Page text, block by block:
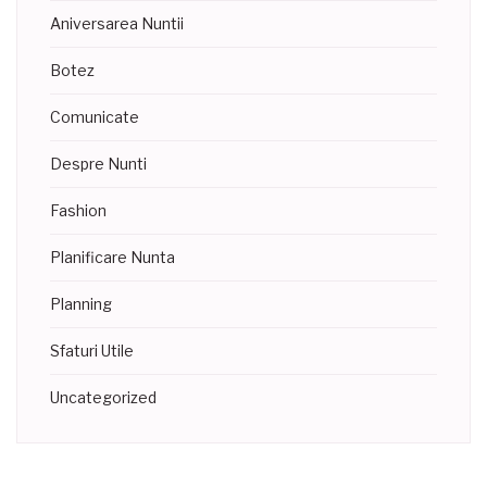
Aniversarea Nuntii
Botez
Comunicate
Despre Nunti
Fashion
Planificare Nunta
Planning
Sfaturi Utile
Uncategorized